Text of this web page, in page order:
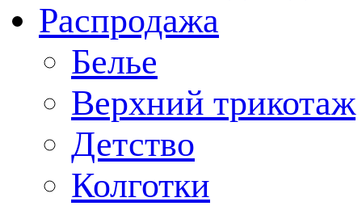
Распродажа
Белье
Верхний трикотаж
Детство
Колготки